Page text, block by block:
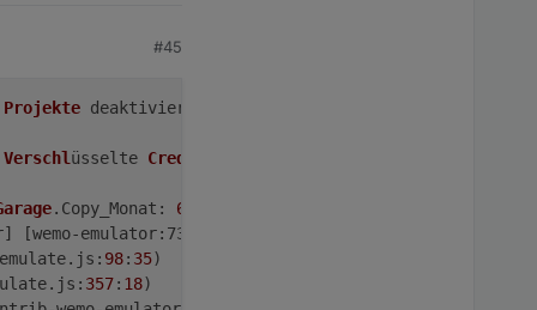
#45
Projekte deaktiviert
Verschlüsselte Credentials
. Copy_Monat : 635.552
[wemo-emulator:73fc90568635c1ee]
js : 98: 35)
js : 357: 18)